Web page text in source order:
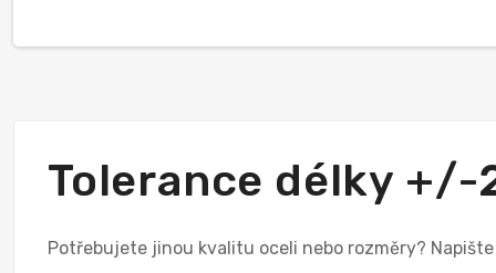
Tolerance délky +/-
Potřebujete jinou kvalitu oceli nebo rozměry?